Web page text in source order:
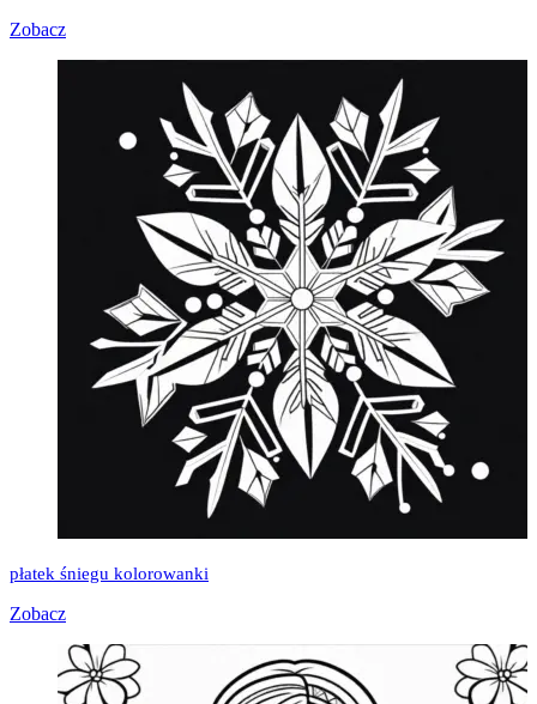
Zobacz
płatek śniegu kolorowanki
Zobacz